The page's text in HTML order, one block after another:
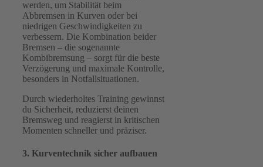
werden, um Stabilität beim
Abbremsen in Kurven oder bei
niedrigen Geschwindigkeiten zu
verbessern. Die Kombination beider
Bremsen – die sogenannte
Kombibremsung – sorgt für die beste
Verzögerung und maximale Kontrolle,
besonders in Notfallsituationen.
Durch wiederholtes Training gewinnst
du Sicherheit, reduzierst deinen
Bremsweg und reagierst in kritischen
Momenten schneller und präziser.
3. Kurventechnik sicher aufbauen